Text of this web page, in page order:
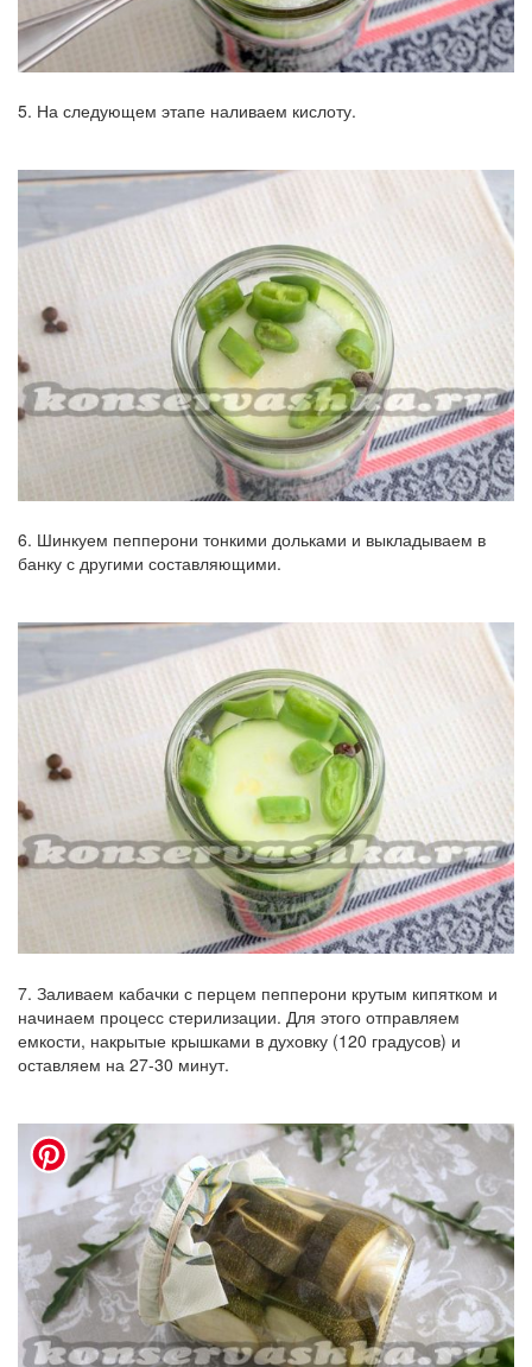
5. На следующем этапе наливаем кислоту.
6. Шинкуем пепперони тонкими дольками и выкладываем в
банку с другими составляющими.
7. Заливаем кабачки с перцем пепперони крутым кипятком и
начинаем процесс стерилизации. Для этого отправляем
емкости, накрытые крышками в духовку (120 градусов) и
оставляем на 27-30 минут.